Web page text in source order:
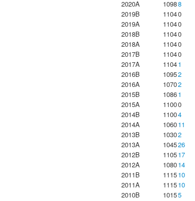
2020A
10988
2019B
11040
2019A
11040
2018B
11040
2018A
11040
2017B
11040
2017A
11041
2016B
10952
2016A
10702
2015B
10861
2015A
11000
2014B
11004
2014A
106011
2013B
10302
2013A
104526
2012B
110517
2012A
108014
2011B
111510
2011A
111510
2010B
10155